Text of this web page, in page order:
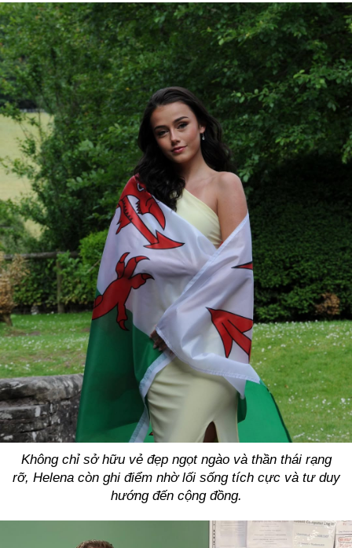
Không chỉ sở hữu vẻ đẹp ngọt ngào và thần thái rạng
rỡ, Helena còn ghi điểm nhờ lối sống tích cực và tư duy
hướng đến cộng đồng.